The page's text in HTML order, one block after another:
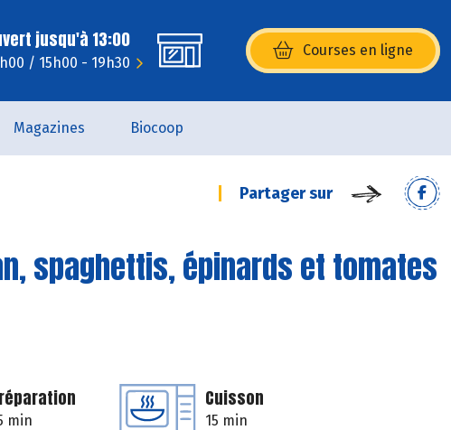
jusqu'à 13:00
/ 15h00 - 19h30
Courses en ligne
(s’ouvre dans une nouvelle
Magazines Biocoop
Partager sur
spaghettis, épinards et tomates
min
Cuisson
15 min